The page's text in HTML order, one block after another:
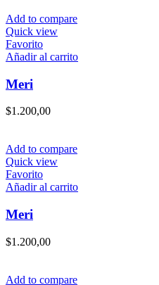
Add to compare
Quick view
Favorito
Añadir al carrito
Meri
$1.200,00
Add to compare
Quick view
Favorito
Añadir al carrito
Meri
$1.200,00
Add to compare